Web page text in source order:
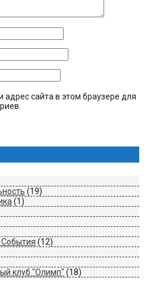
сайта в этом браузере для
(19)
(1)
(12)
клуб "Олимп" (18)